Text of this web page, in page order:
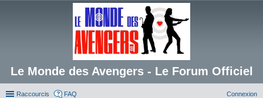
Le Monde des Avengers - Le Forum Officiel
Raccourcis FAQ Connexion